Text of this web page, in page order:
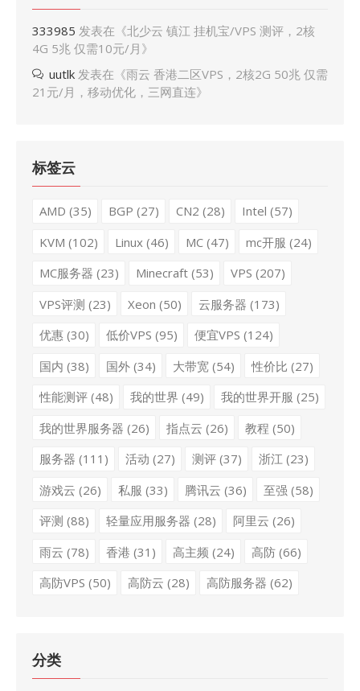
333985 发表在《北少云 镇江 挂机宝/VPS 测评，2核
4G 5兆 仅需10元/月 》
uutlk 发表在《雨云 香港二区VPS，2核2G 50兆 仅需
21元/月，移动优化，三网直连》
标签云
AMD (35) BGP (27) CN2 (28) Intel (57)
KVM (102) Linux (46) MC(47) mc开服 (24)
MC服务器 (23) Minecraft(53) VPS (207)
VPS评测 (23) Xeon (50) 云服务器 (173)
优惠(30) 低价VPS (95) 便宜VPS (124)
国内 (38) 国外(34) 大带宽(54) 性价比 (27)
性能测评(48) 我的世界 (49) 我的世界开服 (25)
我的世界服务器 (26) 指点云 (26) 教程 (50)
服务器 (111) 活动 (27) 测评(37) 浙江 (23)
游戏云 (26) 私服 (33) 腾讯云 (36) 至强 (58)
评测 (88) 轻量应用服务器 (28) 阿里云 (26)
雨云 (78) 香港 (31) 高主频 (24) 高防(66)
高防VPS (50) 高防云 (28) 高防服务器 (62)
分类